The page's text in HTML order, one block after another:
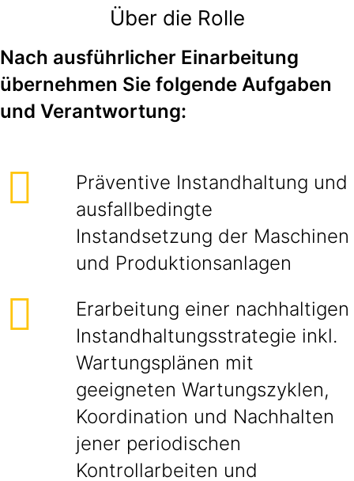
Über die Rolle
Nach ausführlicher Einarbeitung
übernehmen Sie folgende Aufgaben
und Verantwortung:
Präventive Instandhaltung und
ausfallbedingte
Instandsetzung der Maschinen
und Produktionsanlagen
Erarbeitung einer nachhaltigen
Instandhaltungsstrategie inkl.
Wartungsplänen mit
geeigneten Wartungszyklen,
Koordination und Nachhalten
jener periodischen
Kontrollarbeiten und